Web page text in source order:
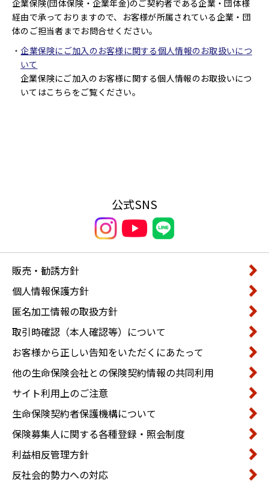
企業保険(団体保険・企業年金)のご契約者である企業・団体様
経由で承っておりますので、お客様が所属されている企業・団
体のご担当者までお問合せください。
企業保険にご加入のお客様に関する個人情報のお取扱いにつ
いて
企業保険にご加入のお客様に関する個人情報のお取扱いにつ
いてはこちらをご覧ください。
公式SNS
販売・勧誘方針
個人情報保護方針
匿名加工情報の取扱方針
取引時確認（本人確認等）について
お客様から正しい告知をいただくにあたって
他の生命保険会社との保険契約情報の共同利用
サイト利用上のご注意
生命保険契約者保護機構について
保険募集人に関する各種登録・照会制度
利益相反管理方針
反社会的勢力への対応